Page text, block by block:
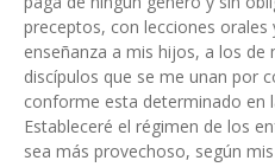
preceptos, con lecciones
enseñanza a mis hijos, a los
discípulos que se me unan por
conforme esta determinado en
Estableceré el régimen de los
sea más provechoso, según